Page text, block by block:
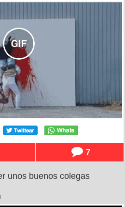
7
unos buenos colegas